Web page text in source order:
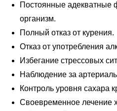
Постоянные адекватные
организм.
Полный отказ от курения.
Отказ от употребления
Избегание стрессовых
Наблюдение за
Контроль уровня сахара
Своевременное лечение